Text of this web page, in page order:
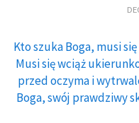
Kto szuka Boga, musi
Musi się wciąż
przed oczyma i
Boga, swój prawdziwy